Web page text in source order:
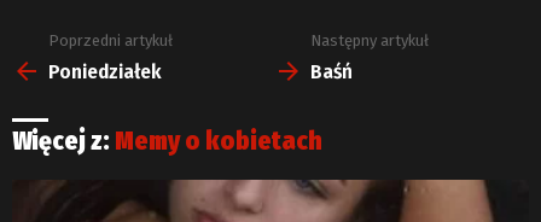
Zobacz
więcej
Poprzedni artykuł
Poniedziałek
Następny artykuł
Baśń
Więcej z: Memy o kobietach